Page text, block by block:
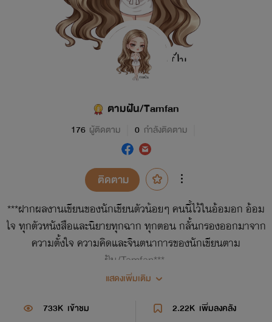
ตามฝัน/Tamfan
176 ผู้ติดตาม 0 กำลังติดตาม
ติดตาม
***ฝากผลงานเขียนของนักเขียนตัวน้อยๆ คนนี้ไว้ในอ้อมอก อ้อม
ใจ ทุกตัวหนังสือและนิยายทุกฉาก ทุกตอน กลั้นกรองออกมาจาก
ความตั้งใจ ความคิดและจินตนาการของนักเขียนตาม
ฝัน/Tamfan***
**********สงวนสิทธิ์ตามพระราชบัญญัติ พ.ศ. 2537**********
แสดงเพิ่มเติม
733K เข้าชม 2.22K เพิ่มลงคลัง